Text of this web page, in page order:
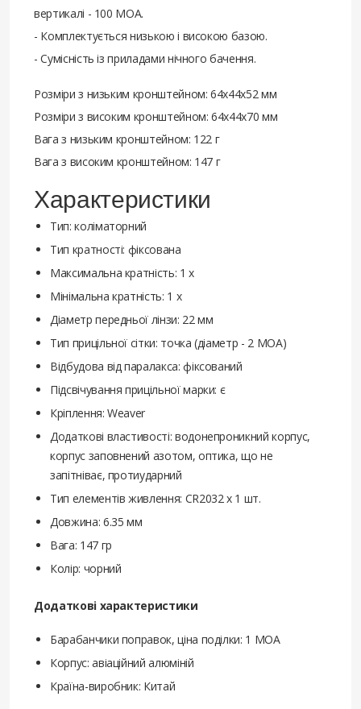
вертикалі - 100 МОА.
- Комплектується низькою і високою базою.
- Сумісність із приладами нічного бачення.
Розміри з низьким кронштейном: 64х44х52 мм
Розміри з високим кронштейном: 64х44х70 мм
Вага з низьким кронштейном: 122 г
Вага з високим кронштейном: 147 г
Характеристики
Тип: коліматорний
Тип кратності: фіксована
Максимальна кратність: 1 х
Мінімальна кратність: 1 x
Діаметр передньої лінзи: 22 мм
Тип прицільної сітки: точка (діаметр - 2 MOA)
Відбудова від паралакса: фіксований
Підсвічування прицільної марки: є
Кріплення: Weaver
Додаткові властивості: водонепроникний корпус,
корпус заповнений азотом, оптика, що не
запітніває, протиударний
Тип елементів живлення: CR2032 x 1 шт.
Довжина: 6.35 мм
Вага: 147 гр
Колір: чорний
Додаткові характеристики
Барабанчики поправок, ціна поділки: 1 MOA
Корпус: авіаційний алюміній
Країна-виробник: Китай